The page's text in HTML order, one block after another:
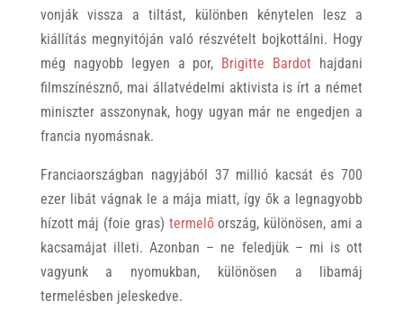
vonják vissza a tiltást, különben kénytelen lesz a
kiállítás megnyitóján való részvételt bojkottálni. Hogy
még nagyobb legyen a por, Brigitte Bardot hajdani
filmszínésznő, mai állatvédelmi aktivista is írt a német
miniszter asszonynak, hogy ugyan már ne engedjen a
francia nyomásnak.
Franciaországban nagyjából 37 millió kacsát és 700
ezer libát vágnak le a mája miatt, így ők a legnagyobb
hízott máj (foie gras) termelőország, különösen, ami a
kacsamájat illeti. Azonban – ne feledjük – mi is ott
vagyunk a nyomukban, különösen a libamáj
termelésben jeleskedve.